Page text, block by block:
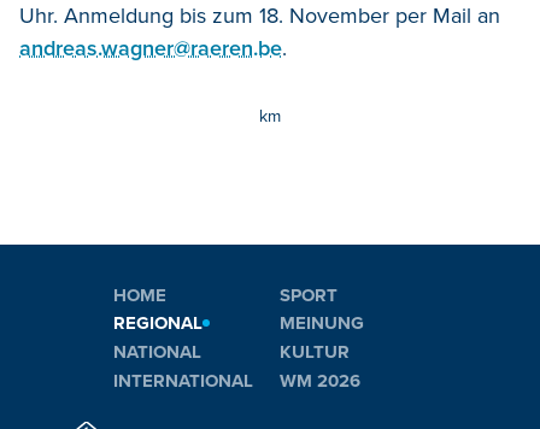
Uhr. Anmeldung bis zum 18. November per Mail an
andreas.wagner@raeren.be.
km
HOME
REGIONAL
NATIONAL
INTERNATIONAL
SPORT
MEINUNG
KULTUR
WM 2026